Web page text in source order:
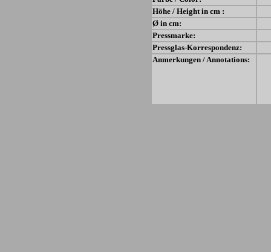
Höhe / Height in cm :
Ø in cm:
Pressmarke:
Pressglas-Korrespondenz:
Anmerkungen / Annotations: